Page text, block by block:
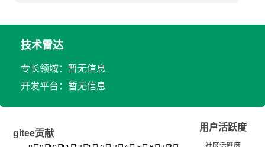
技术雷达
专长领域：暂无信息
开发平台：暂无信息
gitee贡献
用户活跃度